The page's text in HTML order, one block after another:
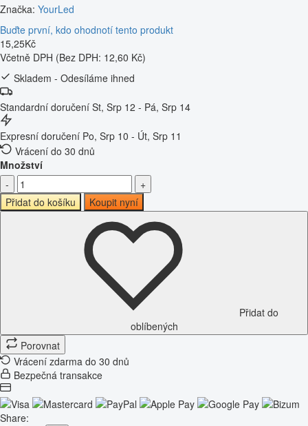
Značka: YourLed
Buďte první, kdo ohodnotí tento produkt
15,25Kč
Včetně DPH (Bez DPH: 12,60 Kč)
Skladem - Odesíláme ihned
Standardní doručení St, Srp 12 - Pá, Srp 14
Expresní doručení Po, Srp 10 - Út, Srp 11
Vrácení do 30 dnů
Množství
-
+
Přidat do košíku
Koupit nyní
Přidat do
oblíbených
Porovnat
Vrácení zdarma do 30 dnů
Bezpečná transakce
Share: